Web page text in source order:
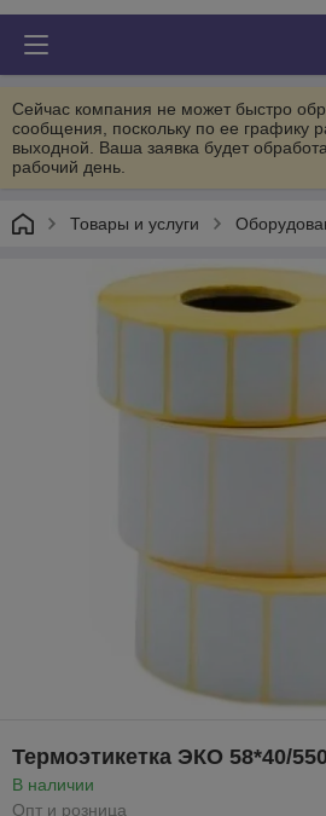
Сейчас компания не может быстро
сообщения, поскольку по ее графику
выходной. Ваша заявка будет
рабочий день.
Товары и услуги
Термоэтикетка ЭКО 58*40/
В наличии
Опт и розница